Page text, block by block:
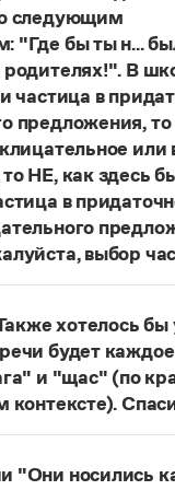
как
и
теоретический
трудностей
непростые слова
в русском языке
имён
орфографии и
следующим
"Где бы ты н...
родителях!". В
частица в
предложения,
или
НЕ, как здесь
в
выбор
бы ты ни был,
предложениях:
хотелось бы
будет
и "щас" (по
контексте).
, которая в данном
поверить в
"Они носились